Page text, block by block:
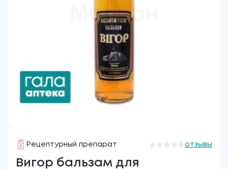
Рецептурный препарат отзывы
Вигор бальзам для